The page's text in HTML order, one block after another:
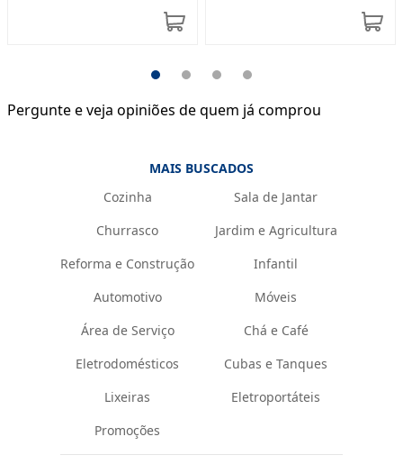
Pergunte e veja opiniões de quem já comprou
MAIS BUSCADOS
Cozinha
Sala de Jantar
Churrasco
Jardim e Agricultura
Reforma e Construção
Infantil
Automotivo
Móveis
Área de Serviço
Chá e Café
Eletrodomésticos
Cubas e Tanques
Lixeiras
Eletroportáteis
Promoções